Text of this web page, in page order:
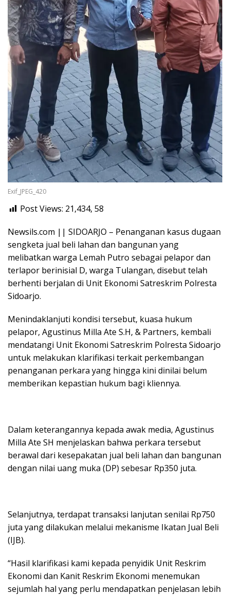
Exif_JPEG_420
Post Views: 21,434, 58
Newsils.com || SIDOARJO – Penanganan kasus dugaan
sengketa jual beli lahan dan bangunan yang
melibatkan warga Lemah Putro sebagai pelapor dan
terlapor berinisial D, warga Tulangan, disebut telah
berhenti berjalan di Unit Ekonomi Satreskrim Polresta
Sidoarjo.
Menindaklanjuti kondisi tersebut, kuasa hukum
pelapor, Agustinus Milla Ate S.H, & Partners, kembali
mendatangi Unit Ekonomi Satreskrim Polresta Sidoarjo
untuk melakukan klarifikasi terkait perkembangan
penanganan perkara yang hingga kini dinilai belum
memberikan kepastian hukum bagi kliennya.
Dalam keterangannya kepada awak media, Agustinus
Milla Ate SH menjelaskan bahwa perkara tersebut
berawal dari kesepakatan jual beli lahan dan bangunan
dengan nilai uang muka (DP) sebesar Rp350 juta.
Selanjutnya, terdapat transaksi lanjutan senilai Rp750
juta yang dilakukan melalui mekanisme Ikatan Jual Beli
(IJB).
“Hasil klarifikasi kami kepada penyidik Unit Reskrim
Ekonomi dan Kanit Reskrim Ekonomi menemukan
sejumlah hal yang perlu mendapatkan penjelasan lebih